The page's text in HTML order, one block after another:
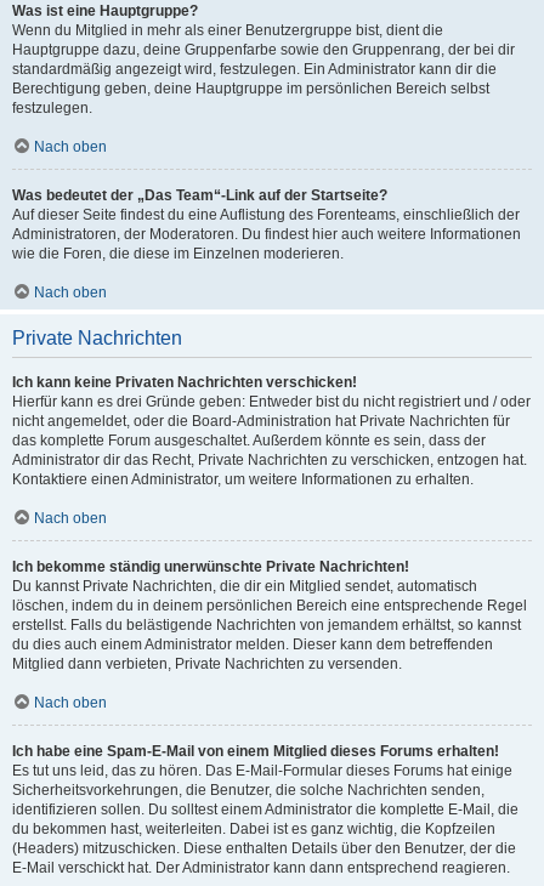
Was ist eine Hauptgruppe?
Wenn du Mitglied in mehr als einer Benutzergruppe bist, dient die
Hauptgruppe dazu, deine Gruppenfarbe sowie den Gruppenrang, der bei dir
standardmäßig angezeigt wird, festzulegen. Ein Administrator kann dir die
Berechtigung geben, deine Hauptgruppe im persönlichen Bereich selbst
festzulegen.
Nach oben
Was bedeutet der „Das Team“-Link auf der Startseite?
Auf dieser Seite findest du eine Auflistung des Forenteams, einschließlich der
Administratoren, der Moderatoren. Du findest hier auch weitere Informationen
wie die Foren, die diese im Einzelnen moderieren.
Nach oben
Private Nachrichten
Ich kann keine Privaten Nachrichten verschicken!
Hierfür kann es drei Gründe geben: Entweder bist du nicht registriert und / oder
nicht angemeldet, oder die Board-Administration hat Private Nachrichten für
das komplette Forum ausgeschaltet. Außerdem könnte es sein, dass der
Administrator dir das Recht, Private Nachrichten zu verschicken, entzogen hat.
Kontaktiere einen Administrator, um weitere Informationen zu erhalten.
Nach oben
Ich bekomme ständig unerwünschte Private Nachrichten!
Du kannst Private Nachrichten, die dir ein Mitglied sendet, automatisch
löschen, indem du in deinem persönlichen Bereich eine entsprechende Regel
erstellst. Falls du belästigende Nachrichten von jemandem erhältst, so kannst
du dies auch einem Administrator melden. Dieser kann dem betreffenden
Mitglied dann verbieten, Private Nachrichten zu versenden.
Nach oben
Ich habe eine Spam-E-Mail von einem Mitglied dieses Forums erhalten!
Es tut uns leid, das zu hören. Das E-Mail-Formular dieses Forums hat einige
Sicherheitsvorkehrungen, die Benutzer, die solche Nachrichten senden,
identifizieren sollen. Du solltest einem Administrator die komplette E-Mail, die
du bekommen hast, weiterleiten. Dabei ist es ganz wichtig, die Kopfzeilen
(Headers) mitzuschicken. Diese enthalten Details über den Benutzer, der die
E-Mail verschickt hat. Der Administrator kann dann entsprechend reagieren.